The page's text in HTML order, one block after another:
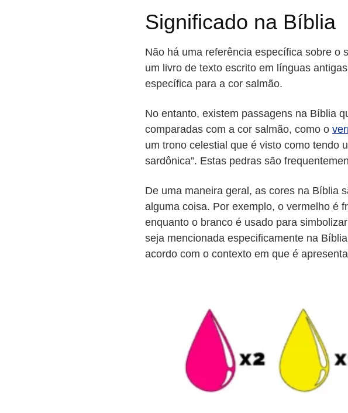
Significado na Bíblia
Não há uma referência específica sobre o
um livro de texto escrito em línguas
específica para a cor salmão.
No entanto, existem passagens na Bíblia
comparadas com a cor salmão, como o
um trono celestial que é visto como tendo
sardônica”. Estas pedras são
De uma maneira geral, as cores na Bíblia
alguma coisa. Por exemplo, o vermelho é
enquanto o branco é usado para
seja mencionada especificamente na
acordo com o contexto em que é